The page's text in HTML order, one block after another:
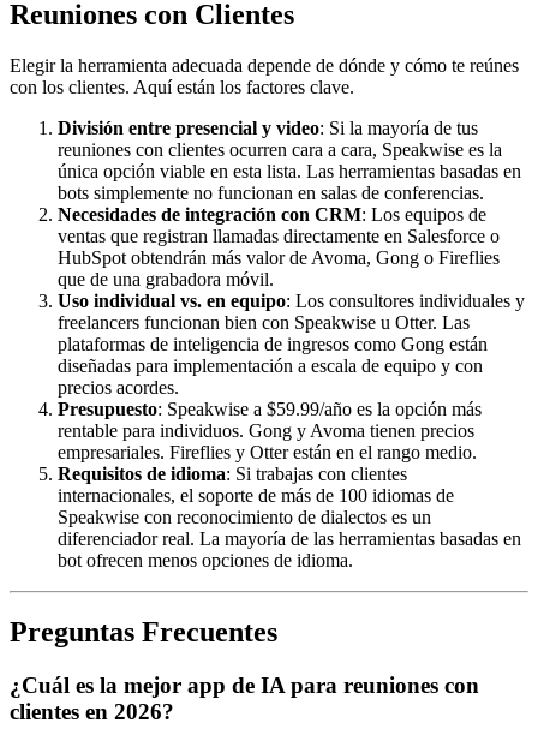
Reuniones con Clientes
Elegir la herramienta adecuada depende de dónde y cómo te reúnes
con los clientes. Aquí están los factores clave.
División entre presencial y video: Si la mayoría de tus
reuniones con clientes ocurren cara a cara, Speakwise es la
única opción viable en esta lista. Las herramientas basadas en
bots simplemente no funcionan en salas de conferencias.
Necesidades de integración con CRM: Los equipos de
ventas que registran llamadas directamente en Salesforce o
HubSpot obtendrán más valor de Avoma, Gong o Fireflies
que de una grabadora móvil.
Uso individual vs. en equipo: Los consultores individuales y
freelancers funcionan bien con Speakwise u Otter. Las
plataformas de inteligencia de ingresos como Gong están
diseñadas para implementación a escala de equipo y con
precios acordes.
Presupuesto: Speakwise a $59.99/año es la opción más
rentable para individuos. Gong y Avoma tienen precios
empresariales. Fireflies y Otter están en el rango medio.
Requisitos de idioma: Si trabajas con clientes
internacionales, el soporte de más de 100 idiomas de
Speakwise con reconocimiento de dialectos es un
diferenciador real. La mayoría de las herramientas basadas en
bot ofrecen menos opciones de idioma.
Preguntas Frecuentes
¿Cuál es la mejor app de IA para reuniones con
clientes en 2026?